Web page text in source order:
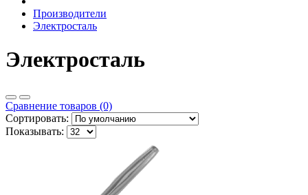
Производители
Электросталь
Электросталь
Сравнение товаров (0)
Сортировать:
Показывать: